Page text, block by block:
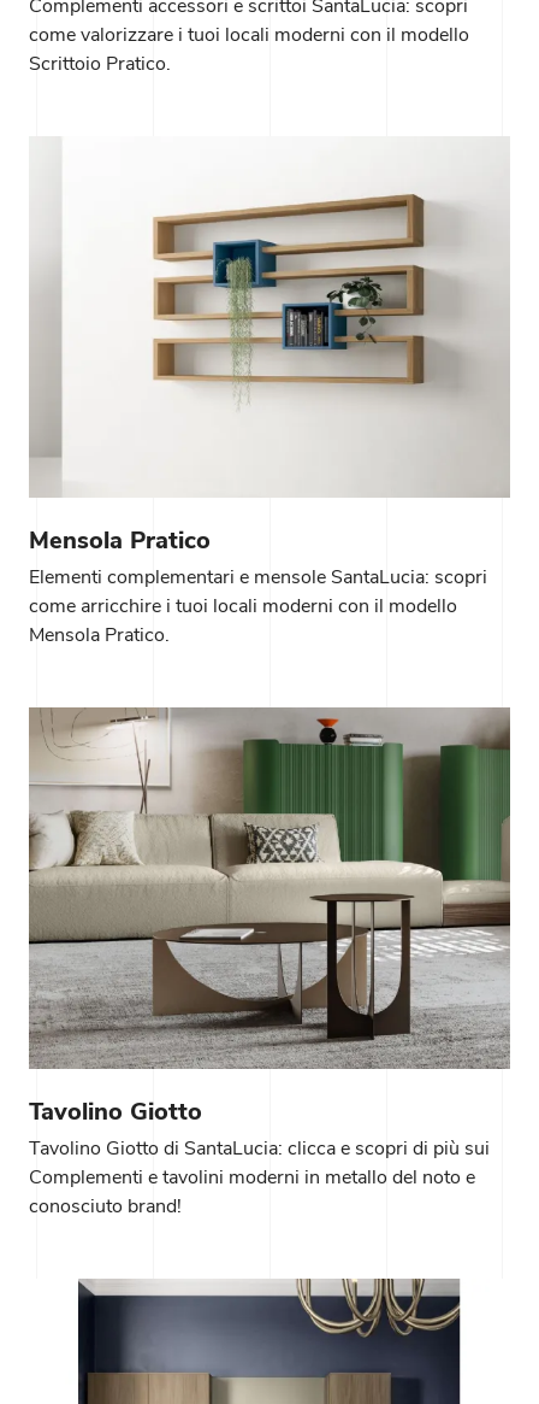
Complementi accessori e scrittoi SantaLucia: scopri
come valorizzare i tuoi locali moderni con il modello
Scrittoio Pratico.
Mensola Pratico
Elementi complementari e mensole SantaLucia: scopri
come arricchire i tuoi locali moderni con il modello
Mensola Pratico.
Tavolino Giotto
Tavolino Giotto di SantaLucia: clicca e scopri di più sui
Complementi e tavolini moderni in metallo del noto e
conosciuto brand!